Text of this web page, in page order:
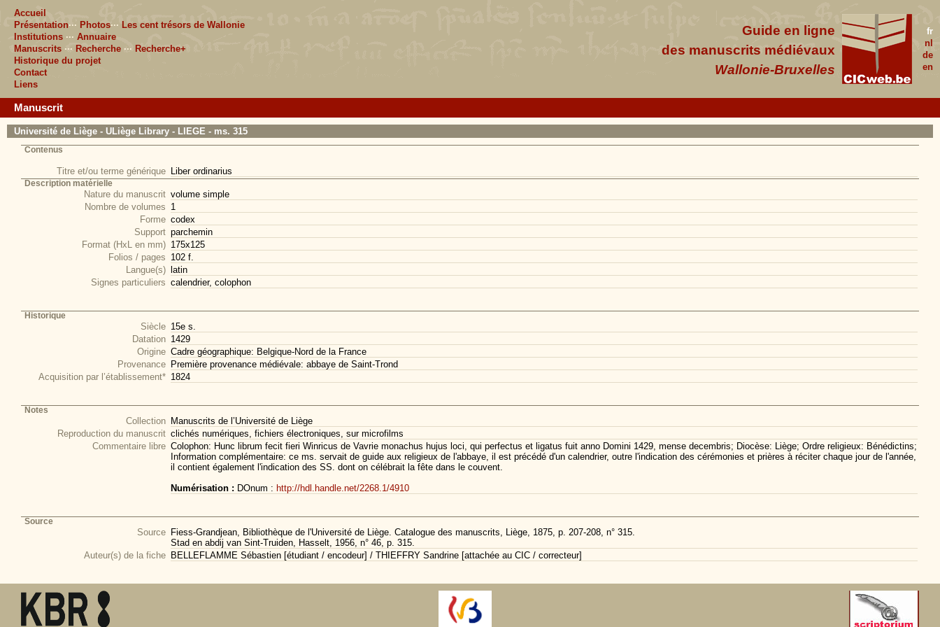
fr
nl
de
en
Guide en ligne
des manuscrits médiévaux
Wallonie-Bruxelles
Accueil
Présentation··· Photos··· Les cent trésors de Wallonie
Institutions ··· Annuaire
Manuscrits ··· Recherche ··· Recherche+
Historique du projet
Contact
Liens
Manuscrit
Université de Liège - ULiège Library - LIEGE - ms. 315
Contenus
Titre et/ou terme générique Liber ordinarius
Description matérielle
Nature du manuscrit volume simple
Nombre de volumes 1
Forme codex
Support parchemin
Format (HxL en mm) 175x125
Folios / pages 102 f.
Langue(s)
latin
Signes particuliers calendrier, colophon
Historique
Siècle 15e s.
Datation 1429
Origine Cadre géographique: Belgique-Nord de la France
Provenance Première provenance médiévale: abbaye de Saint-Trond
Acquisition par l’établissement* 1824
Notes
Collection Manuscrits de l’Université de Liège
Reproduction du manuscrit clichés numériques, fichiers électroniques, sur microfilms
Commentaire libre Colophon: Hunc librum fecit fieri Winricus de Vavrie monachus hujus loci, qui perfectus et ligatus fuit anno Domini 1429, mense decembris; Diocèse: Liège; Ordre religieux: Bénédictins;
Information complémentaire: ce ms. servait de guide aux religieux de l'abbaye, il est précédé d'un calendrier, outre l'indication des cérémonies et prières à réciter chaque jour de l'année,
il contient également l'indication des SS. dont on célébrait la fête dans le couvent.
Numérisation : DOnum : http://hdl.handle.net/2268.1/4910
Source
Source Fiess-Grandjean, Bibliothèque de l'Université de Liège. Catalogue des manuscrits, Liège, 1875, p. 207-208, n° 315.
Stad en abdij van Sint-Truiden, Hasselt, 1956, n° 46, p. 315.
Auteur(s) de la fiche BELLEFLAMME Sébastien [étudiant / encodeur] / THIEFFRY Sandrine [attachée au CIC / correcteur]